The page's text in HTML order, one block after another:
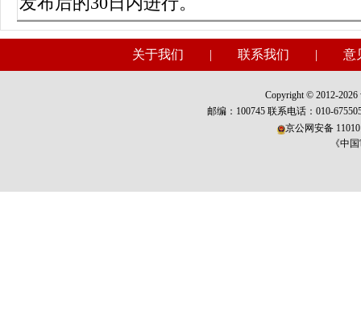
关于我们 | 联系我们 | 意
Copyright © 2012-2026
邮编：100745 联系电话：010-
京公网安备
《中